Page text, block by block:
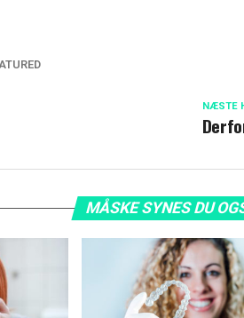
NÆSTE
MÅSKE SYNES DU